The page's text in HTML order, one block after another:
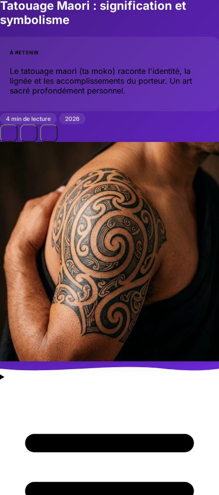
Tatouage Maori : signification et
symbolisme
À RETENIR
Le tatouage maori (ta moko) raconte l'identité, la
lignée et les accomplissements du porteur. Un art
sacré profondément personnel.
4 min de lecture 2026